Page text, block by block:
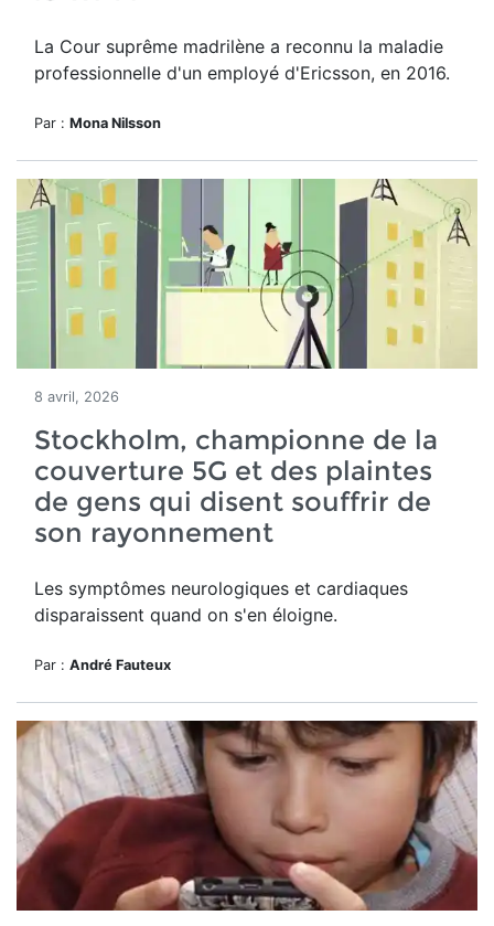
La Cour suprême madrilène a reconnu la maladie
professionnelle d'un employé d'Ericsson, en 2016.
Par : Mona Nilsson
8 avril, 2026
Stockholm, championne de la
couverture 5G et des plaintes
de gens qui disent souffrir de
son rayonnement
Les symptômes neurologiques et cardiaques
disparaissent quand on s'en éloigne.
Par : André Fauteux